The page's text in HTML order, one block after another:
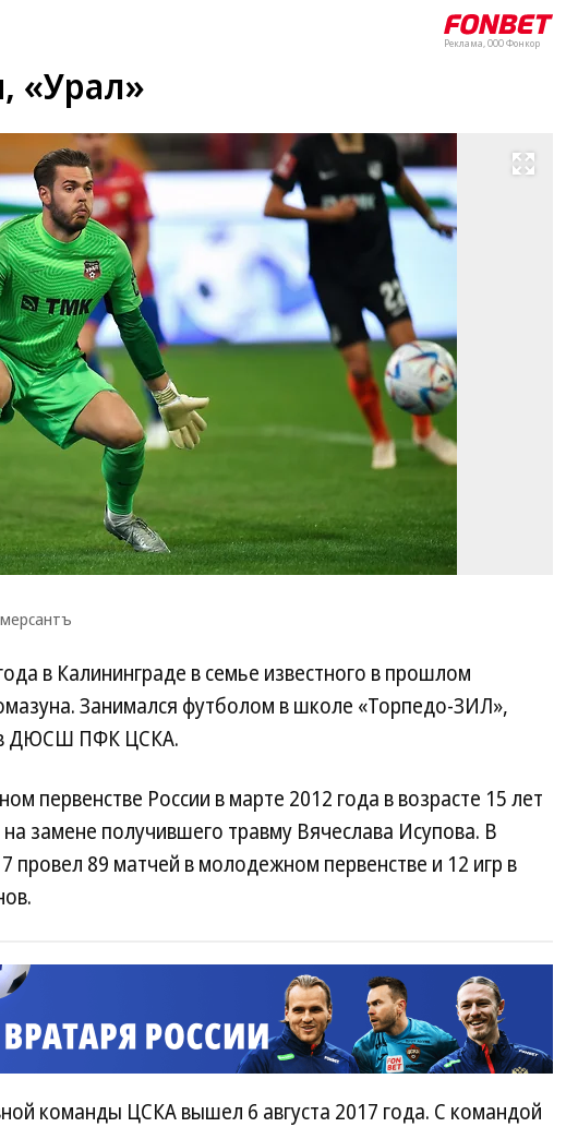
Реклама, ООО Фонкор
«Урал»
Развернуть на весь экран
в Калининграде в семье известного в прошлом
Занимался футболом в школе «Торпедо-ЗИЛ»,
в ДЮСШ ПФК ЦСКА.
первенстве России в марте 2012 года в возрасте 15 лет
замене получившего травму Вячеслава Исупова. В
89 матчей в молодежном первенстве и 12 игр в
команды ЦСКА вышел 6 августа 2017 года. С командой